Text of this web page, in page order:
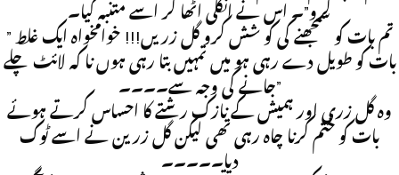
کرو”۔ اس نے انگلی اٹھا کر اسے متنبہ کیا۔
” تم بات کو سمجھنے کی کو شش کرو گل زریں!!! خوامخواہ ایک غلط
بات کو طویل دے رہی ہو میں تمہیں بتا رہی ہوں نا کہ لائٹ چلے
جانے کی وجہ سے۔۔۔۔”
وہ گل زری اور ہمیش کے نازک رشتے کا احساس کرتے ہوئے
بات کو ختم کرنا چاہ رہی تھی لیکن گل زرین نے اسے ٹوک
دیا۔۔۔۔۔